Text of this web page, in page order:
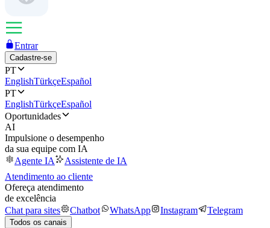
Entrar
Cadastre-se
PT
EnglishTürkçeEspañol
PT
EnglishTürkçeEspañol
Oportunidades
AI
Impulsione o desempenho
da sua equipe com IA
Agente IA
Assistente de IA
Atendimento ao cliente
Ofereça atendimento
de excelência
Chat para sites
Chatbot WhatsApp Instagram Telegram
Todos os canais